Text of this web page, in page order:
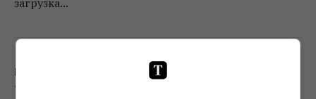
Попередня стаття
ГЕРОЇЧНИЙ ОПІР: РЕЦЕНЗІЯ НА ФІЛЬМ
«ЧЕРКАСИ»